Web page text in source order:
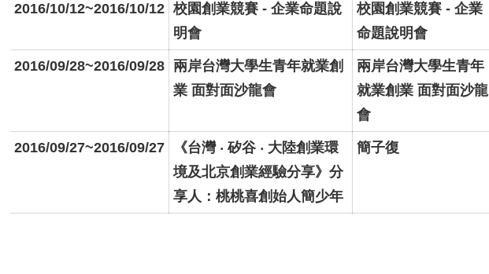
2016/10/12~2016/10/12 校園創業競賽 - 企業命題說
明會
校園創業競賽 - 企業
命題說明會
2016/09/28~2016/09/28
兩岸台灣大學生青年就業創
業 面對面沙龍會
兩岸台灣大學生青年
就業創業 面對面沙龍
會
2016/09/27~2016/09/27
《台灣 ‧ 矽谷 ‧ 大陸創業環
境及北京創業經驗分享》分
享人：桃桃喜創始人簡少年
簡子復